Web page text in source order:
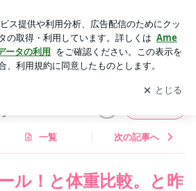
理と何気ない日常と」Powered by Am
て ブログの更新通知
を受け取りまし
開く
一覧 次の記事へ
ル！と体重比較。と昨